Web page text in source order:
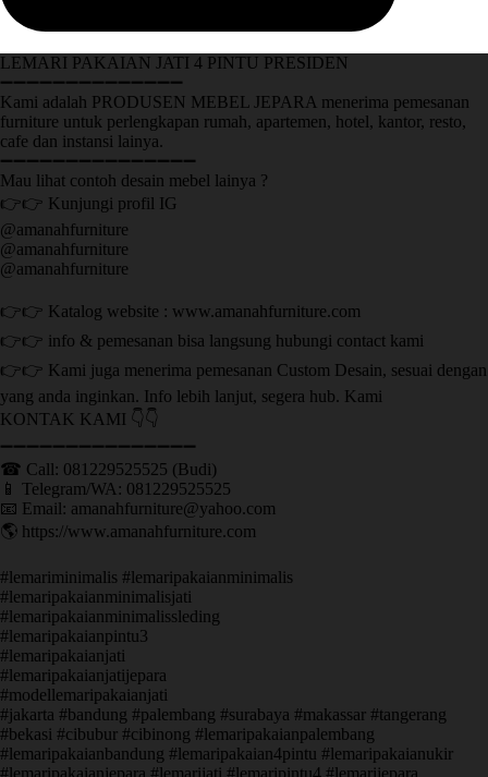
LEMARI PAKAIAN JATI 4 PINTU PRESIDEN
➖➖➖➖➖➖➖➖➖➖➖➖➖➖
Kami adalah PRODUSEN MEBEL JEPARA menerima pemesanan
furniture untuk perlengkapan rumah, apartemen, hotel, kantor, resto,
cafe dan instansi lainya.
➖➖➖➖➖➖➖➖➖➖➖➖➖➖➖
Mau lihat contoh desain mebel lainya ?
👉👉 Kunjungi profil IG
@amanahfurniture
@amanahfurniture
@amanahfurniture
👉👉 Katalog website : www.amanahfurniture.com
👉👉 info & pemesanan bisa langsung hubungi contact kami
👉👉 Kami juga menerima pemesanan Custom Desain, sesuai dengan
yang anda inginkan. Info lebih lanjut, segera hub. Kami
KONTAK KAMI 👇👇
➖➖➖➖➖➖➖➖➖➖➖➖➖➖➖ ㅤ
☎ Call: 081229525525 (Budi)
📱 Telegram/WA: 081229525525
📧 Email: amanahfurniture@yahoo.com
🌎 https://www.amanahfurniture.com
#lemariminimalis #lemaripakaianminimalis
#lemaripakaianminimalisjati
#lemaripakaianminimalissleding
#lemaripakaianpintu3
#lemaripakaianjati
#lemaripakaianjatijepara
#modellemaripakaianjati
#jakarta #bandung #palembang #surabaya #makassar #tangerang
#bekasi #cibubur #cibinong #lemaripakaianpalembang
#lemaripakaianbandung #lemaripakaian4pintu #lemaripakaianukir